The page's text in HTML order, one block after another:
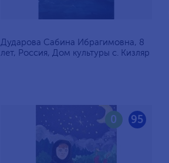
Дударова Сабина Ибрагимовна, 8
лет, Россия, Дом культуры с. Кизляр
95
0